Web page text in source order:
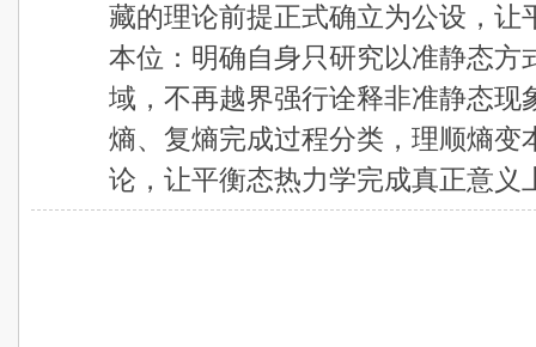
藏的理论前提正式确立为公设，
本位：明确自身只研究以准静态
域，不再越界强行诠释非准静态
熵、复熵完成过程分类，理顺熵
论，让平衡态热力学完成真正意义